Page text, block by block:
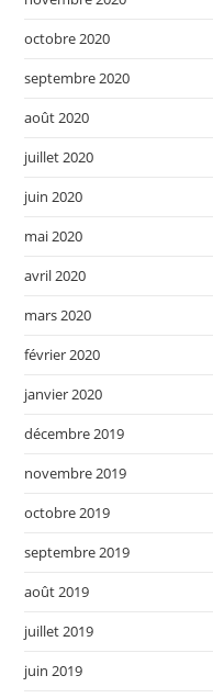
octobre 2020
septembre 2020
août 2020
juillet 2020
juin 2020
mai 2020
avril 2020
mars 2020
février 2020
janvier 2020
décembre 2019
novembre 2019
octobre 2019
septembre 2019
août 2019
juillet 2019
juin 2019